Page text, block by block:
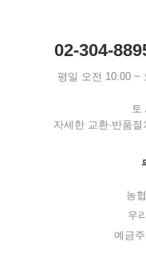
02-304-
평일 오전 10:00 ~
토
자세한 교환·반품
농
우
예금